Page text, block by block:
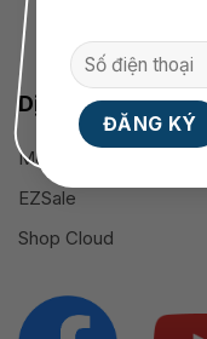
Dịch vụ cung cấp
Mobile App
EZSale
Shop Cloud